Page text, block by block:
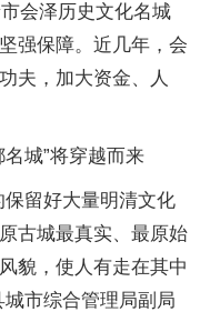
会泽历史文化名城
强保障。近几年，会
夫，加大资金、人
城”将穿越而来
留好大量明清文化
古城最真实、最原始
貌，使人有走在其中
市综合管理局副局